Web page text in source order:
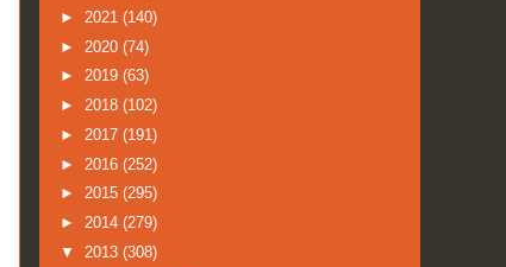
► 2021 (140)
► 2020 (74)
► 2019 (63)
► 2018 (102)
► 2017 (191)
► 2016 (252)
► 2015 (295)
► 2014 (279)
▼ 2013 (308)